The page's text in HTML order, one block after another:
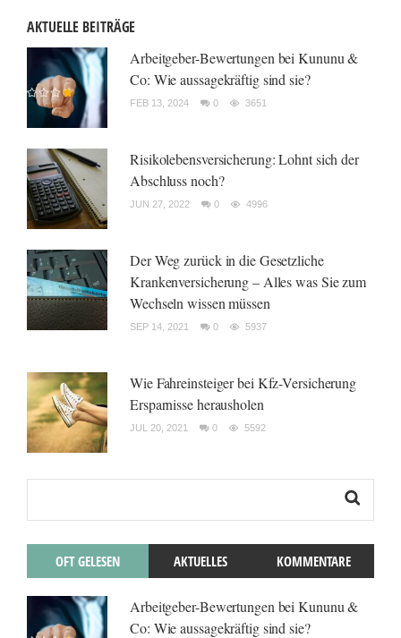
AKTUELLE BEITRÄGE
Arbeitgeber-Bewertungen bei Kununu &
Co: Wie aussagekräftig sind sie?
FEB 13, 2024 0 3651
Risikolebensversicherung: Lohnt sich der
Abschluss noch?
JUN 27, 2022 0 4996
Der Weg zurück in die Gesetzliche
Krankenversicherung – Alles was Sie zum
Wechseln wissen müssen
SEP 14, 2021 0 5937
Wie Fahreinsteiger bei Kfz-Versicherung
Ersparnisse herausholen
JUL 20, 2021 0 5592
OFT GELESEN AKTUELLES KOMMENTARE
Arbeitgeber-Bewertungen bei Kununu &
Co: Wie aussagekräftig sind sie?